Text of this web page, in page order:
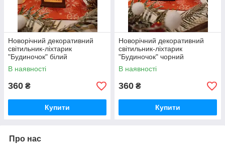
Новорічний декоративний
світильник-ліхтарик
"Будиночок" білий
В наявності
360 ₴
Купити
Новорічний декоративний
світильник-ліхтарик
"Будиночок" чорний
В наявності
360 ₴
Купити
Про нас